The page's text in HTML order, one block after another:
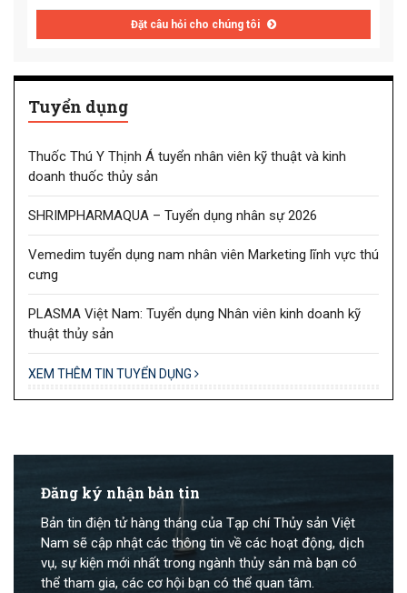
Đặt câu hỏi cho chúng tôi
Tuyển dụng
Thuốc Thú Y Thịnh Á tuyển nhân viên kỹ thuật và kinh
doanh thuốc thủy sản
SHRIMPHARMAQUA – Tuyển dụng nhân sự 2026
Vemedim tuyển dụng nam nhân viên Marketing lĩnh vực thú
cưng
PLASMA Việt Nam: Tuyển dụng Nhân viên kinh doanh kỹ
thuật thủy sản
XEM THÊM TIN TUYỂN DỤNG
Đăng ký nhận bản tin
Bản tin điện tử hàng tháng của Tạp chí Thủy sản Việt
Nam sẽ cập nhật các thông tin về các hoạt động, dịch
vụ, sự kiện mới nhất trong ngành thủy sản mà bạn có
thể tham gia, các cơ hội bạn có thể quan tâm.